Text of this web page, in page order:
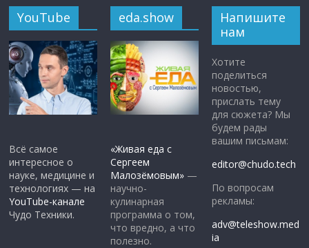
YouTube
Всё самое
интересное о
науке, медицине и
технологиях — на
YouTube-канале
Чудо Техники.
eda.show
«Живая еда с
Сергеем
Малозёмовым» —
научно-
кулинарная
программа о том,
что вредно, а что
полезно.
Напишите
нам
Хотите
поделиться
новостью,
прислать тему
для сюжета? Мы
будем рады
вашим письмам:
editor@chudo.tech
По вопросам
рекламы:
adv@teleshow.med
ia